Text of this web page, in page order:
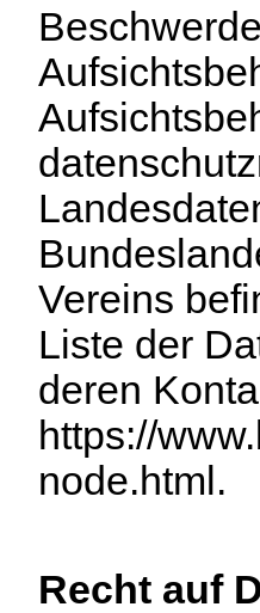
Vereins
Liste der
deren
https://
node.html.
Recht auf